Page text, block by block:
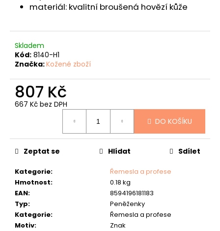
materiál: kvalitní broušená hovězí kůže
Skladem
Kód: 8140-H1
Značka:Kožené zboží
807 Kč
667 Kč bez DPH
DO KOŠÍKU
Kategorie:
Řemesla a profese
Hmotnost:
0.18 kg
EAN:
8594196181183
Typ:
Peněženky
Kategorie:
Řemesla a profese
Motiv: Znak
Zeptat se Hlídat Sdílet
u
č
u
e
m
e
"KAPR
BOILIES"
40
807
Kč